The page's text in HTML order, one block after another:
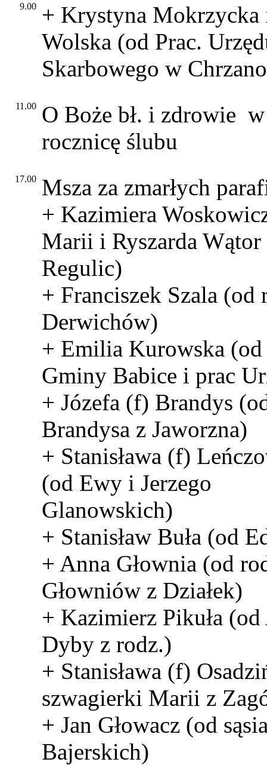
9.00
+ Krystyna Mokrzycka
Wolska (od Prac.
Skarbowego w
11.00 O Boże bł. i zdrowie
rocznicę ślubu
17.00 Msza za zmarłych
+ Kazimiera
Marii i Ryszarda Wątor
Regulic)
+ Franciszek Szala (od
Derwichów)
+ Emilia Kurowska
Gminy Babice i prac
+ Józefa (f) Brandys
Brandysa z Jaworzna)
+ Stanisława (f)
(od Ewy i Jerzego
Glanowskich)
+ Stanisław Buła (od
+ Anna Głownia (od
Głowniów z Działek)
+ Kazimierz Pikuła (od
Dyby z rodz.)
+ Stanisława (f)
szwagierki Marii z
+ Jan Głowacz (od
Bajerskich)